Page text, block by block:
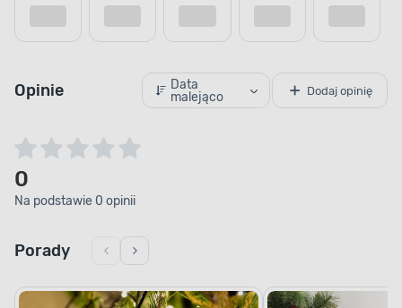
Opinie
Data
malejąco
Dodaj opinię
0
Na podstawie 0 opinii
Porady